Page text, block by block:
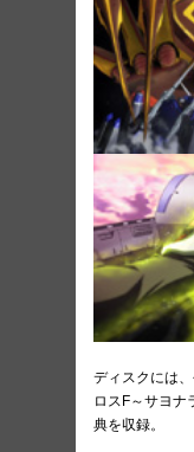
ディスクには
ロスF～サヨナ
典を収録。